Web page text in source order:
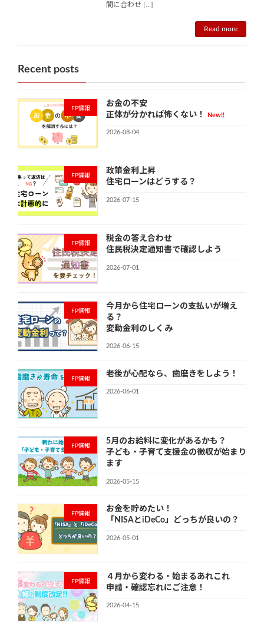
間に合わせ […]
Read more
Recent posts
FP情報
お金の不安
正体が分かれば怖くない！
New!!
2026-08-04
FP情報
政策金利上昇
住宅ローンはどうする？
2026-07-15
FP情報
税金の答え合わせ
住民税決定通知書で確認しよう
2026-07-01
FP情報
今月から住宅ローンの支払いが増え
る？
変動金利のしくみ
2026-06-15
FP情報
老後が心配なら、歯磨きをしよう！
2026-06-01
FP情報
5月のお給料に変化があるかも？
子ども・子育て支援金の徴収が始まり
ます
2026-05-15
FP情報
お金を貯めたい！
「NISAとiDeCo」どっちが良いの？
2026-05-01
FP情報
４月から変わる・始まるあれこれ
申請・確認忘れにご注意！
2026-04-15